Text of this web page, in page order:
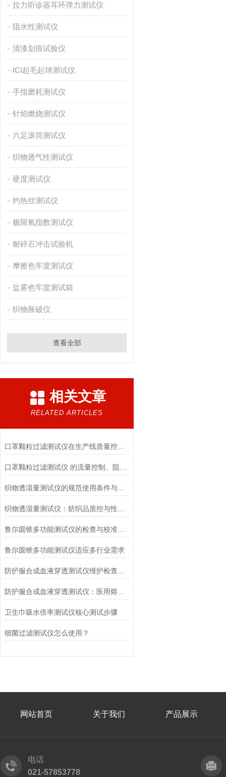
拉力听诊器耳环弹力测试仪
阻水性测试仪
清漆划痕试验仪
ICI起毛起球测试仪
手指磨耗测试仪
针焰燃烧测试仪
六足滚筒测试仪
织物透气性测试仪
硬度测试仪
灼热丝测试仪
极限氧指数测试仪
耐碎石冲击试验机
摩擦色牢度测试仪
盐雾色牢度测试箱
织物胀破仪
查看全部
相关文章
RELATED ARTICLES
口罩颗粒过滤测试仪在生产线质量控制与研发筛选中的实战价值
织物透湿量测试仪的规范使用条件与数据保障前提
鲁尔圆锥多功能测试仪的检查与校准流程
鲁尔圆锥多功能测试仪适应多行业需求
卫生巾吸水倍率测试仪核心测试步骤
细菌过滤测试仪怎么使用？
网站首页 关于我们 产品展示
电话
021-57853778